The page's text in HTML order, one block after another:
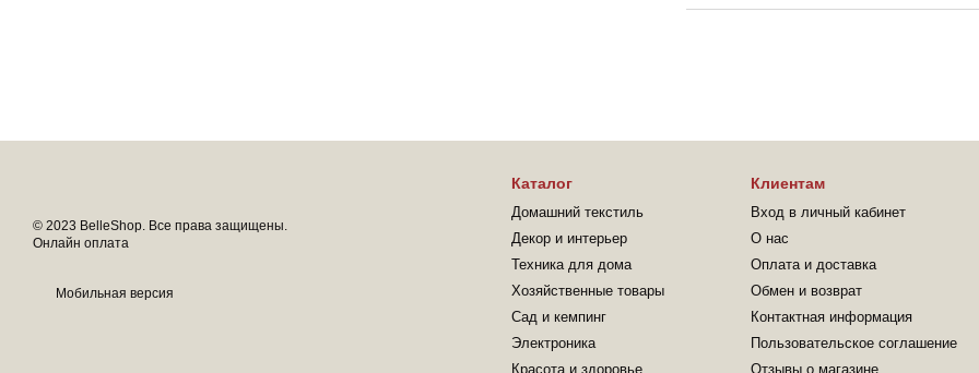
© 2023 BelleShop. Все права защищены.
Онлайн оплата
Мобильная версия
Каталог
Домашний текстиль
Декор и интерьер
Техника для дома
Хозяйственные товары
Сад и кемпинг
Электроника
Красота и здоровье
Клиентам
Вход в личный кабинет
О нас
Оплата и доставка
Обмен и возврат
Контактная информация
Пользовательское соглашение
Отзывы о магазине